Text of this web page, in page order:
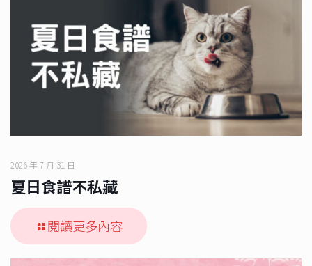
2026 年 7 月 31 日
夏日食譜不私藏
閱讀更多內容